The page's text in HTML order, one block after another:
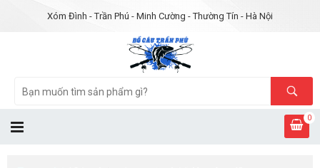
Xóm Đình - Trần Phú - Minh Cường - Thường Tín - Hà Nội
0